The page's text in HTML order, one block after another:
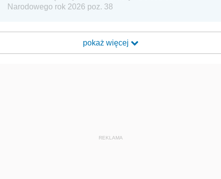
Narodowego rok 2026 poz. 38
pokaż więcej
REKLAMA